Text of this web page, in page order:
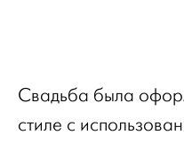
Свадьба была
стиле с